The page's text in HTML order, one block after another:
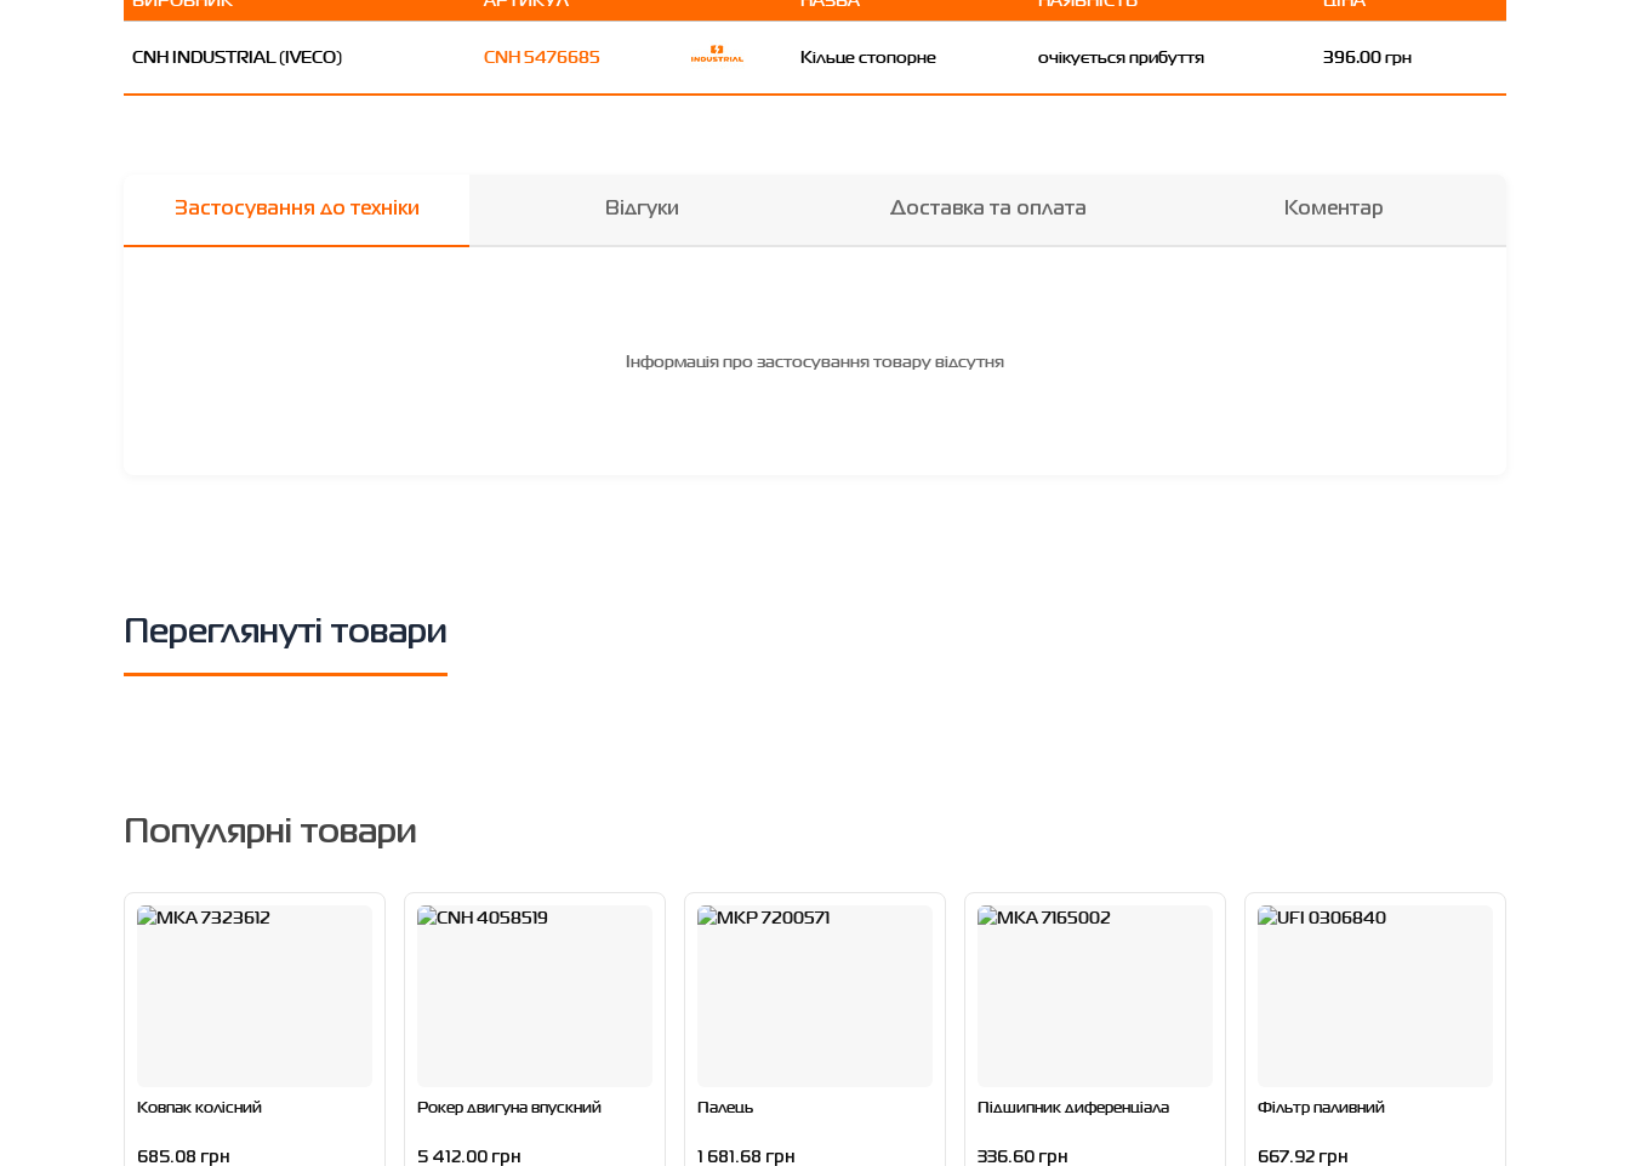
CNH INDUSTRIAL (IVECO) CNH 5476685 Кільце стопорне очікується прибуття 396.00 грн
Застосування до техніки Відгуки Доставка та оплата Коментар
Інформація про застосування товару відсутня
Переглянуті товари
Популярні товари
Ковпак колісний
685.08 грн
Рокер двигуна впускний
5 412.00 грн
Палець
1 681.68 грн
Підшипник диференціала
336.60 грн
Фільтр паливний
667.92 грн